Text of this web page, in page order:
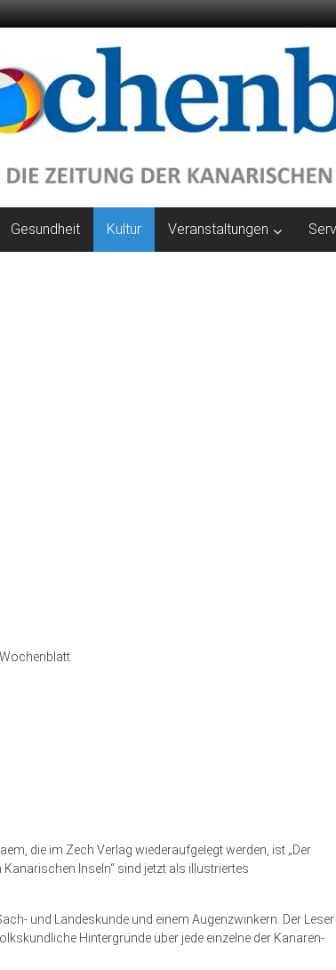
Gesundheit Kultur Veranstaltungen
die im Zech Verlag wiederaufgelegt werden, ist „Der
Inseln“ sind jetzt als illustriertes
und Landeskunde und einem Augenzwinkern. Der Leser
Hintergründe über jede einzelne der Kanaren-